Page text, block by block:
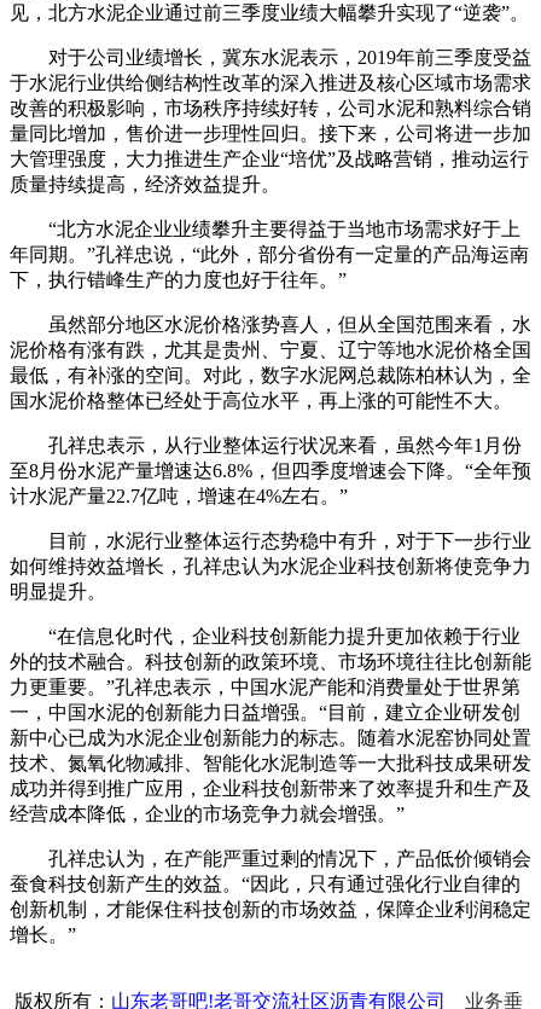
见，北方水泥企业通过前三季度业绩大幅攀升实现了“逆袭”。
对于公司业绩增长，冀东水泥表示，2019年前三季度受益
于水泥行业供给侧结构性改革的深入推进及核心区域市场需求
改善的积极影响，市场秩序持续好转，公司水泥和熟料综合销
量同比增加，售价进一步理性回归。接下来，公司将进一步加
大管理强度，大力推进生产企业“培优”及战略营销，推动运行
质量持续提高，经济效益提升。
“北方水泥企业业绩攀升主要得益于当地市场需求好于上
年同期。”孔祥忠说，“此外，部分省份有一定量的产品海运南
下，执行错峰生产的力度也好于往年。”
虽然部分地区水泥价格涨势喜人，但从全国范围来看，水
泥价格有涨有跌，尤其是贵州、宁夏、辽宁等地水泥价格全国
最低，有补涨的空间。对此，数字水泥网总裁陈柏林认为，全
国水泥价格整体已经处于高位水平，再上涨的可能性不大。
孔祥忠表示，从行业整体运行状况来看，虽然今年1月份
至8月份水泥产量增速达6.8%，但四季度增速会下降。“全年预
计水泥产量22.7亿吨，增速在4%左右。”
目前，水泥行业整体运行态势稳中有升，对于下一步行业
如何维持效益增长，孔祥忠认为水泥企业科技创新将使竞争力
明显提升。
“在信息化时代，企业科技创新能力提升更加依赖于行业
外的技术融合。科技创新的政策环境、市场环境往往比创新能
力更重要。”孔祥忠表示，中国水泥产能和消费量处于世界第
一，中国水泥的创新能力日益增强。“目前，建立企业研发创
新中心已成为水泥企业创新能力的标志。随着水泥窑协同处置
技术、氮氧化物减排、智能化水泥制造等一大批科技成果研发
成功并得到推广应用，企业科技创新带来了效率提升和生产及
经营成本降低，企业的市场竞争力就会增强。”
孔祥忠认为，在产能严重过剩的情况下，产品低价倾销会
蚕食科技创新产生的效益。“因此，只有通过强化行业自律的
创新机制，才能保住科技创新的市场效益，保障企业利润稳定
增长。”
版权所有： 山东老哥吧!老哥交流社区沥青有限公司 业务垂